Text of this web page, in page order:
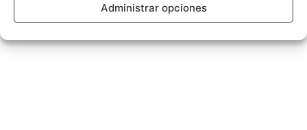
Administrar opciones